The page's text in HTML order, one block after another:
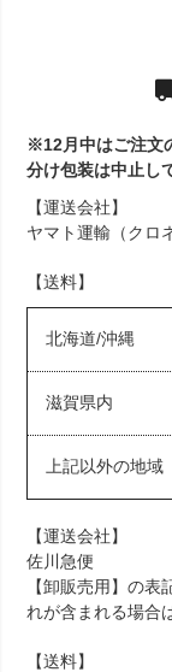
※12月中はご注文
分け包装は中止し
【運送会社】
ヤマト運輸（クロ
【送料】
北海道/沖縄
滋賀県内
上記以外の地域
【運送会社】
佐川急便
【卸販売用】の
れが含まれる場合
【送料】